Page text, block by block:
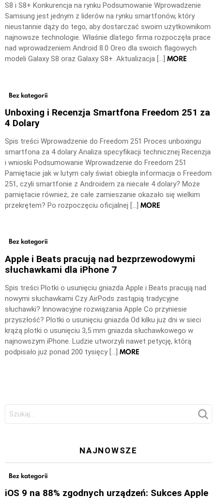
S8 i S8+ Konkurencja na rynku Podsumowanie Wprowadzenie
Samsung jest jednym z liderów na rynku smartfonów, który
nieustannie dąży do tego, aby dostarczać swoim użytkownikom
najnowsze technologie. Właśnie dlatego firma rozpoczęła prace
nad wprowadzeniem Android 8.0 Oreo dla swoich flagowych
modeli Galaxy S8 oraz Galaxy S8+. Aktualizacja […] MORE
Bez kategorii
Unboxing i Recenzja Smartfona Freedom 251 za
4 Dolary
Spis treści Wprowadzenie do Freedom 251 Proces unboxingu
smartfona za 4 dolary Analiza specyfikacji technicznej Recenzja
i wnioski Podsumowanie Wprowadzenie do Freedom 251
Pamiętacie jak w lutym cały świat obiegła informacja o Freedom
251, czyli smartfonie z Androidem za niecałe 4 dolary? Może
pamiętacie również, że całe zamieszanie okazało się wielkim
przekrętem? Po rozpoczęciu oficjalnej […] MORE
Bez kategorii
Apple i Beats pracują nad bezprzewodowymi
słuchawkami dla iPhone 7
Spis treści Plotki o usunięciu gniazda Apple i Beats pracują nad
nowymi słuchawkami Czy AirPods zastąpią tradycyjne
słuchawki? Innowacyjne rozwiązania Apple Co przyniesie
przyszłość? Plotki o usunięciu gniazda Od kilku już dni w sieci
krążą plotki o usunięciu 3,5 mm gniazda słuchawkowego w
najnowszym iPhone. Ludzie utworzyli nawet petycję, którą
podpisało już ponad 200 tysięcy […] MORE
Szukaj:
NAJNOWSZE
Bez kategorii
iOS 9 na 88% zgodnych urządzeń: Sukces Apple